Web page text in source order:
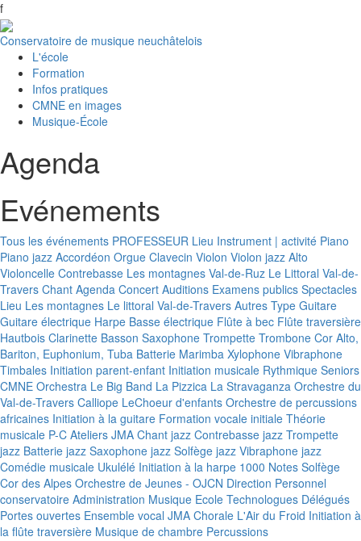
f
Conservatoire de musique neuchâtelois
L'école
Formation
Infos pratiques
CMNE en images
Musique-École
Agenda
Evénements
Tous les événements PROFESSEUR Lieu Instrument | activité Piano
Piano jazz Accordéon Orgue Clavecin Violon Violon jazz Alto
Violoncelle Contrebasse Les montagnes Val-de-Ruz Le Littoral Val-de-
Travers Chant Agenda Concert Auditions Examens publics Spectacles
Lieu Les montagnes Le littoral Val-de-Travers Autres Type Guitare
Guitare électrique Harpe Basse électrique Flûte à bec Flûte traversière
Hautbois Clarinette Basson Saxophone Trompette Trombone Cor Alto,
Bariton, Euphonium, Tuba Batterie Marimba Xylophone Vibraphone
Timbales Initiation parent-enfant Initiation musicale Rythmique Seniors
CMNE Orchestra Le Big Band La Pizzica La Stravaganza Orchestre du
Val-de-Travers Calliope LeChoeur d'enfants Orchestre de percussions
africaines Initiation à la guitare Formation vocale initiale Théorie
musicale P-C Ateliers JMA Chant jazz Contrebasse jazz Trompette
jazz Batterie jazz Saxophone jazz Solfège jazz Vibraphone jazz
Comédie musicale Ukulélé Initiation à la harpe 1000 Notes Solfège
Cor des Alpes Orchestre de Jeunes - OJCN Direction Personnel
conservatoire Administration Musique Ecole Technologues Délégués
Portes ouvertes Ensemble vocal JMA Chorale L'Air du Froid Initiation à
la flûte traversière Musique de chambre Percussions